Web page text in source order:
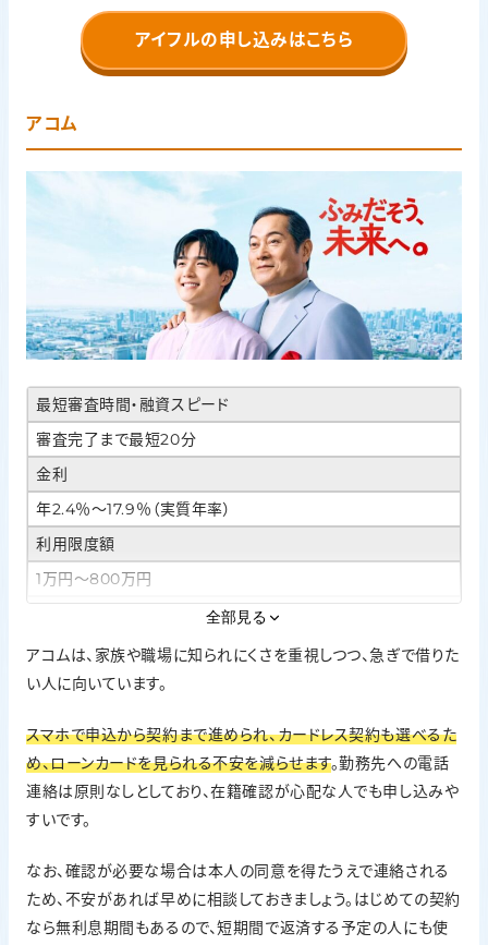
アイフルの申し込みはこちら
アコム
最短審査時間・融資スピード
審査完了まで最短20分
金利
年2.4％〜17.9％（実質年率）
利用限度額
1万円〜800万円
対応。スマホで完結でき、カードレス契約も可能
在籍確認の方針
意なしでは実施しない
無利息期間
はじめての契約なら契約日の翌日から30日間金利0円
全部見る
アコムは、家族や職場に知られにくさを重視しつつ、急ぎで借りた
い人に向いています。
スマホで申込から契約まで進められ、カードレス契約も選べるた
め、ローンカードを見られる不安を減らせます。勤務先への電話
連絡は原則なしとしており、在籍確認が心配な人でも申し込みや
すいです。
なお、確認が必要な場合は本人の同意を得たうえで連絡される
ため、不安があれば早めに相談しておきましょう。はじめての契約
なら無利息期間もあるので、短期間で返済する予定の人にも使